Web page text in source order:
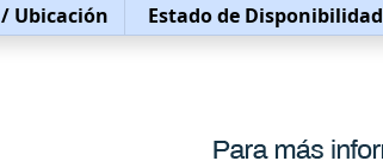
/ Ubicación Estado de Disponibilidad